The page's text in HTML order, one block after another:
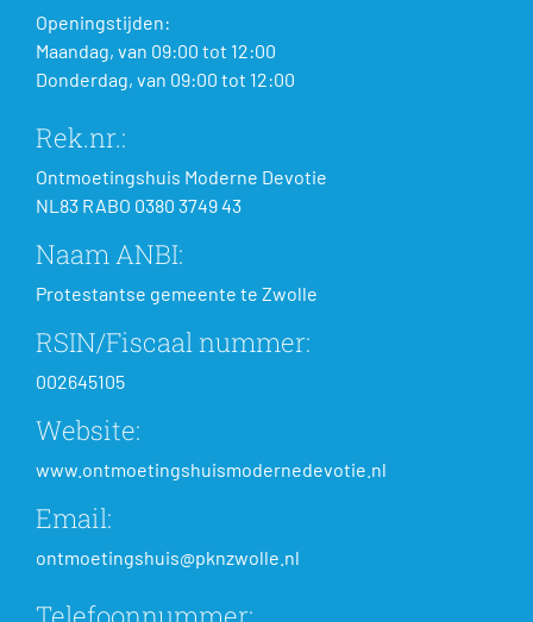
Openingstijden:
Maandag, van 09:00 tot 12:00
Donderdag, van 09:00 tot 12:00
Rek.nr.:
Ontmoetingshuis Moderne Devotie
NL83 RABO 0380 3749 43
Naam ANBI:
Protestantse gemeente te Zwolle
RSIN/Fiscaal nummer:
002645105
Website:
www.ontmoetingshuismodernedevotie.nl
Email:
ontmoetingshuis@pknzwolle.nl